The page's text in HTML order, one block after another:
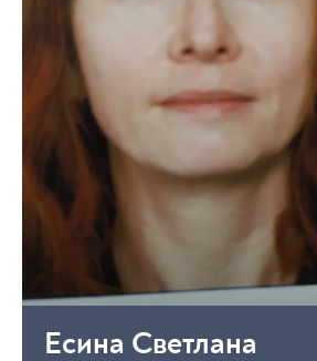
Есина Светлана